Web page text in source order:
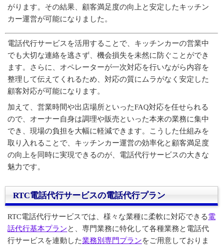
がります。その結果、顧客満足度の向上と安定したキッチン
カー運営が可能になりました。
電話代行サービスを活用することで、キッチンカーの営業中
でも大切な連絡を逃さず、機会損失を未然に防ぐことができ
ます。さらに、オペレーターが一次対応を行いながら内容を
整理して伝えてくれるため、対応の質にムラがなく安定した
顧客対応が可能になります。
加えて、営業時間や出店場所といったFAQ対応を任せられる
ので、オーナー自身は調理や販売といった本来の業務に集中
でき、現場の負担を大幅に軽減できます。こうした仕組みを
取り入れることで、キッチンカー運営の効率化と顧客満足度
の向上を同時に実現できるのが、電話代行サービスの大きな
魅力です。
RTC電話代行サービスの電話代行プラン
RTC電話代行サービスでは、様々な業種に柔軟に対応できる電
話代行基本プランと、専門業務に特化して各種業務と電話代
行サービスを連動した業務別専門プランをご用意しておりま